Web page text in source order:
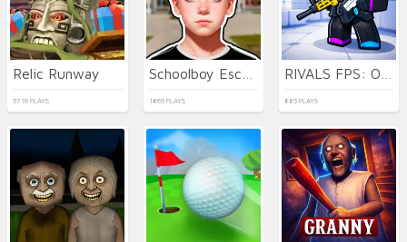
Relic Runway
5716 PLAYS 1865 PLAYS 885 PLAYS